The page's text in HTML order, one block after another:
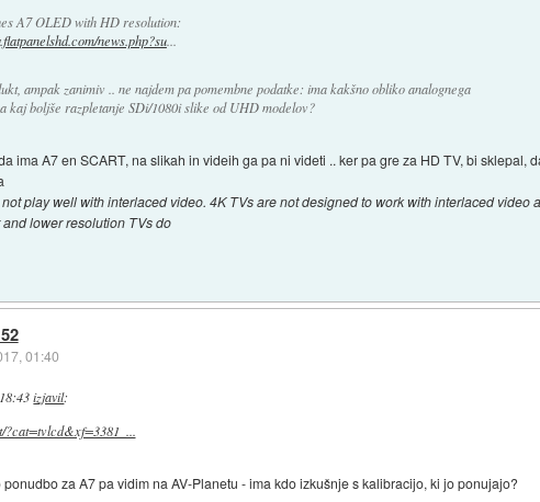
A7 OLED with HD resolution:
news.php?su...
ampak zanimiv .. ne najdem pa pomembne podatke: ima kakšno obliko analognega
kaj boljše razpletanje SDi/1080i slike od UHD modelov?
ima A7 en SCART, na slikah in videih ga pa ni videti .. ker pa gre za HD TV, bi sklepal,
play well with interlaced video. 4K TVs are not designed to work with interlaced video
lower resolution TVs do
01:40
izjavil:
?cat=tvlcd&xf=3381_...
za A7 pa vidim na AV-Planetu - ima kdo izkušnje s kalibracijo, ki jo ponujajo?